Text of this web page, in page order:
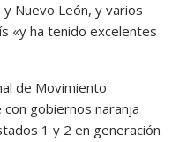
y Nuevo León, y varios
«y ha tenido excelentes
de Movimiento
con gobiernos naranja
1 y 2 en generación